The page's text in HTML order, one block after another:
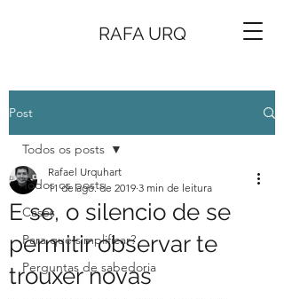
RAFA URQ
Post
Todos os posts
Cases
Para que simplificar?
Perguntas de sabedoria
Todos os posts
E se, o silencio de se
permitir observar te
trouxer novas
Rafael Urquhart
11 de ago. de 2019 3 min de leitura